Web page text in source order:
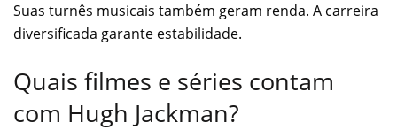
Suas turnês musicais também geram renda. A carreira
diversificada garante estabilidade.
Quais filmes e séries contam
com Hugh Jackman?